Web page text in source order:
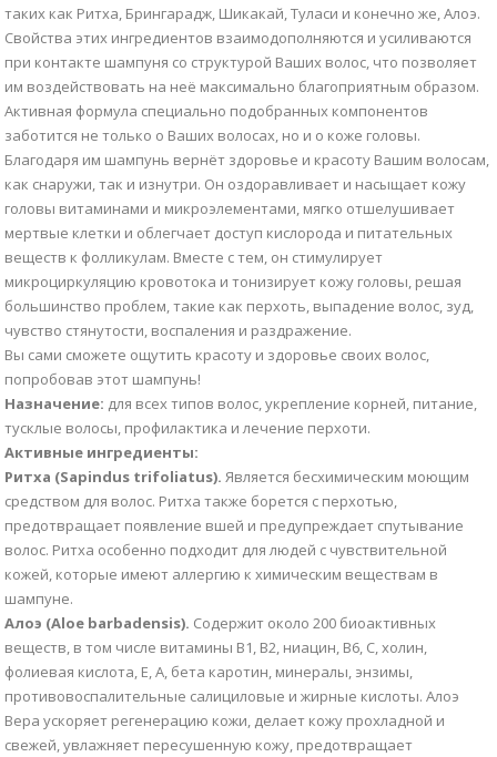
таких как Ритха, Брингарадж, Шикакай, Туласи и конечно же, Алоэ.
Свойства этих ингредиентов взаимодополняются и усиливаются
при контакте шампуня со структурой Ваших волос, что позволяет
им воздействовать на неё максимально благоприятным образом.
Активная формула специально подобранных компонентов
заботится не только о Ваших волосах, но и о коже головы.
Благодаря им шампунь вернёт здоровье и красоту Вашим волосам,
как снаружи, так и изнутри. Он оздоравливает и насыщает кожу
головы витаминами и микроэлементами, мягко отшелушивает
мертвые клетки и облегчает доступ кислорода и питательных
веществ к фолликулам. Вместе с тем, он стимулирует
микроциркуляцию кровотока и тонизирует кожу головы, решая
большинство проблем, такие как перхоть, выпадение волос, зуд,
чувство стянутости, воспаления и раздражение.
Вы сами сможете ощутить красоту и здоровье своих волос,
попробовав этот шампунь!
Назначение: для всех типов волос, укрепление корней, питание,
тусклые волосы, профилактика и лечение перхоти.
Активные ингредиенты:
Ритха (Sapindus trifoliatus). Является бесхимическим моющим
средством для волос. Ритха также борется с перхотью,
предотвращает появление вшей и предупреждает спутывание
волос. Ритха особенно подходит для людей с чувствительной
кожей, которые имеют аллергию к химическим веществам в
шампуне.
Алоэ (Aloe barbadensis). Содержит около 200 биоактивных
веществ, в том числе витамины В1, В2, ниацин, В6, С, холин,
фолиевая кислота, Е, А, бета каротин, минералы, энзимы,
противовоспалительные салициловые и жирные кислоты. Алоэ
Вера ускоряет регенерацию кожи, делает кожу прохладной и
свежей, увлажняет пересушенную кожу, предотвращает